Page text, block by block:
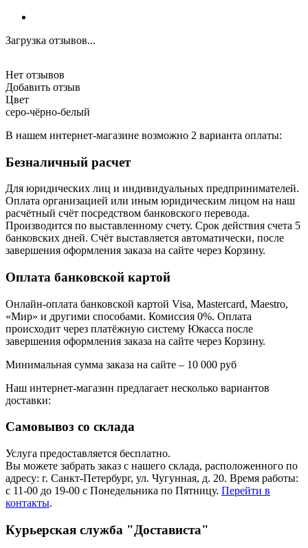
Загрузка отзывов...
Нет отзывов
Добавить отзыв
Цвет
серо-чёрно-белый
В нашем интернет-магазине возможно 2 варианта оплаты:
Безналичный расчет
Для юридических лиц и индивидуальных предпринимателей.
Оплата организацией или иным юридическим лицом на наш
расчётный счёт посредством банковского перевода.
Производится по выставленному счету. Срок действия счета 5
банковских дней. Счёт выставляется автоматически, после
завершения оформления заказа на сайте через Корзину.
Оплата банковской картой
Онлайн-оплата банковской картой Visa, Mastercard, Maestro,
«Мир» и другими способами. Комиссия 0%. Оплата
происходит через платёжную систему Юкасса после
завершения оформления заказа на сайте через Корзину.
Минимальная сумма заказа на сайте – 10 000 руб
Наш интернет-магазин предлагает несколько вариантов
доставки:
Самовывоз со склада
Услуга предоставляется бесплатно.
Вы можете забрать заказ с нашего склада, расположенного по
адресу: г. Санкт-Петербург, ул. Чугунная, д. 20. Время работы:
с 11-00 до 19-00 с Понедельника по Пятницу. Перейти в
контакты.
Курьерская служба "Достависта"